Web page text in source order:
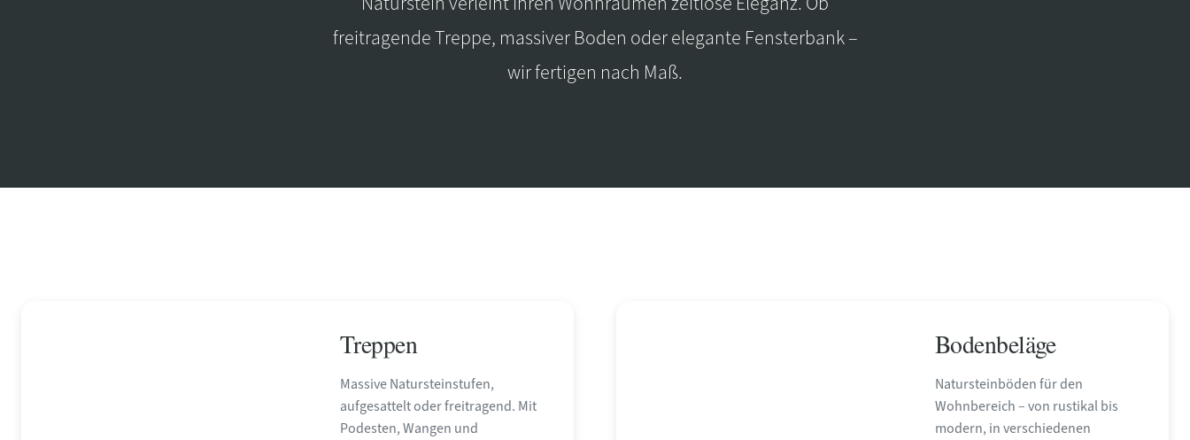
freitragende Treppe, massiver Boden oder elegante Fensterbank –
wir fertigen nach Maß.
Treppen
Massive Natursteinstufen,
aufgesattelt oder freitragend. Mit
Podesten, Wangen und
Bodenbeläge
Natursteinböden für den
Wohnbereich – von rustikal bis
modern, in verschiedenen